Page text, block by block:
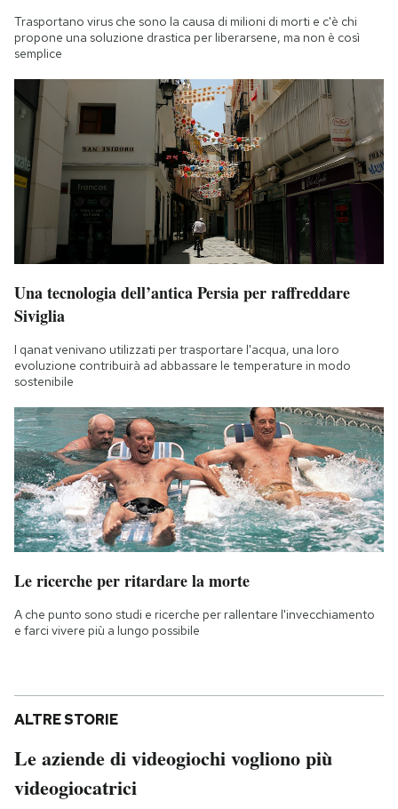
Trasportano virus che sono la causa di milioni di morti e c'è chi
propone una soluzione drastica per liberarsene, ma non è così
semplice
Una tecnologia dell’antica Persia per raffreddare
Siviglia
I qanat venivano utilizzati per trasportare l'acqua, una loro
evoluzione contribuirà ad abbassare le temperature in modo
sostenibile
Le ricerche per ritardare la morte
A che punto sono studi e ricerche per rallentare l'invecchiamento
e farci vivere più a lungo possibile
ALTRE STORIE
Le aziende di videogiochi vogliono più
videogiocatrici